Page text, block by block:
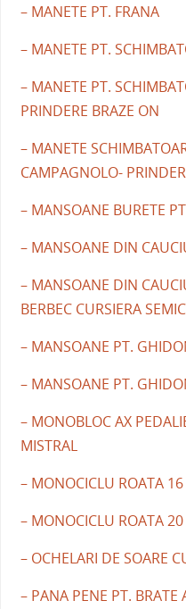
– MANETE PT. FRANA
– MANETE PT.
– MANETE PT.
PRINDERE BRAZE ON
– MANETE
CAMPAGNOLO-
– MANSOANE BURETE
– MANSOANE DIN
– MANSOANE DIN
BERBEC CURSIERA
– MANSOANE PT.
– MANSOANE PT.
– MONOBLOC AX
MISTRAL
– MONOCICLU ROATA
– MONOCICLU ROATA
– OCHELARI DE SOARE
– PANA PENE PT. BRATE